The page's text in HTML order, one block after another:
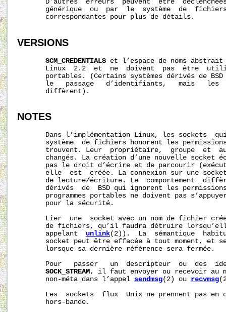
D’autres  erreurs  peuvent  être
générique  ou  par  le  système  de
       correspondantes pour plus de détails.
VERSIONS
SCM_CREDENTIALS et l’espace de noms
Linux  2.2  et  ne  doivent  pas  être
portables. (Certains systèmes dérivés de
le   passage   d’identifiants,   mais   les
       diffèrent).
NOTES
Dans l’implémentation Linux, les sockets
système  de fichiers honorent les
trouvent. Leur  propriétaire,  groupe  et
changés. La création d’une nouvelle socket
pas le droit d’écrire et de parcourir
elle  est  créée. La connexion sur une
de lecture/écriture. Le  comportement
dérivés  de  BSD qui ignorent les
programmes portables ne doivent pas
       pour la sécurité.
Lier  une  socket avec un nom de fichier
de fichiers, qu’il faudra détruire
       appelant
unlink(2)).  La  sémantique
socket peut être effacée à tout moment, et
       lorsque sa dernière référence sera fermée.
Pour   passer   un  descripteur  ou  des
SOCK_STREAM, il faut envoyer ou recevoir au
       non-méta dans l’appel
sendmsg(2) ou recvmsg
Les  sockets  flux  Unix ne prennent pas en
       hors-bande.